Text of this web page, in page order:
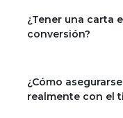
¿Tener una carta
conversión?
¿Cómo
realmente con el